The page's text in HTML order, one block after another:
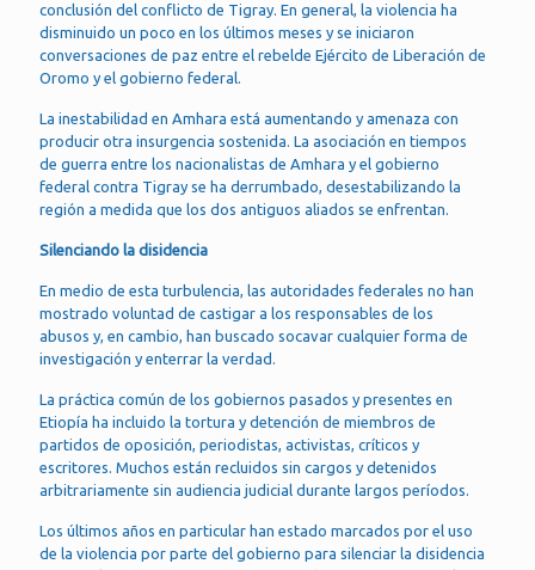
conclusión del conflicto de Tigray. En general, la violencia ha
disminuido un poco en los últimos meses y se iniciaron
conversaciones de paz entre el rebelde Ejército de Liberación de
Oromo y el gobierno federal.
La inestabilidad en Amhara está aumentando y amenaza con
producir otra insurgencia sostenida. La asociación en tiempos
de guerra entre los nacionalistas de Amhara y el gobierno
federal contra Tigray se ha derrumbado, desestabilizando la
región a medida que los dos antiguos aliados se enfrentan.
Silenciando la disidencia
En medio de esta turbulencia, las autoridades federales no han
mostrado voluntad de castigar a los responsables de los
abusos y, en cambio, han buscado socavar cualquier forma de
investigación y enterrar la verdad.
La práctica común de los gobiernos pasados ​​y presentes en
Etiopía ha incluido la tortura y detención de miembros de
partidos de oposición, periodistas, activistas, críticos y
escritores. Muchos están recluidos sin cargos y detenidos
arbitrariamente sin audiencia judicial durante largos períodos.
Los últimos años en particular han estado marcados por el uso
de la violencia por parte del gobierno para silenciar la disidencia